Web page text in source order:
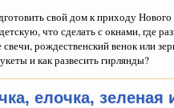
свой дом к приходу Нового
что сделать с окнами, где
рождественский венок или
и как развесить гирлянды?
елочка, зеленая